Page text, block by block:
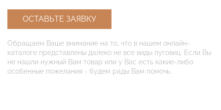
ОСТАВЬТЕ ЗАЯВКУ
Обращаем Ваше внимание на то, что в нашем онлайн-
каталоге представлены далеко не все виды пуговиц. Если Вы
не нашли нужный Вам товар или у Вас есть какие-либо
особенные пожелания - будем рады Вам помочь.